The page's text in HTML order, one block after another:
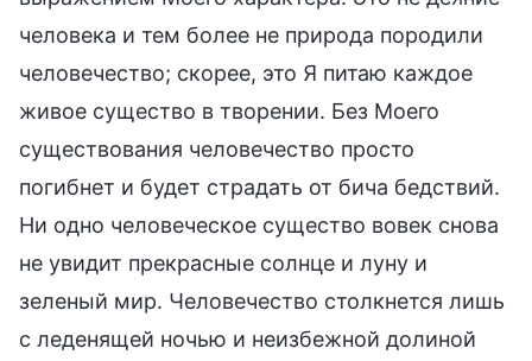
человека и тем более не природа породили
человечество; скорее, это Я питаю каждое
живое существо в творении. Без Моего
существования человечество просто
погибнет и будет страдать от бича бедствий.
Ни одно человеческое существо вовек снова
не увидит прекрасные солнце и луну и
зеленый мир. Человечество столкнется лишь
с леденящей ночью и неизбежной долиной